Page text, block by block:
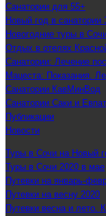
Санатории для 55+
Новый год в санатории
Новогодние туры в
Отдых в отелях
Санатории: Лечение
Мацеста: Показания.
Санатории КавМинВод
Санатории Саки и
Публикации
Новости
Туры в Сочи на Новый
Туры в Сочи 2020 в мае
Путевки на январь-
Путевки на весну 2020
Путевки весна и лето.